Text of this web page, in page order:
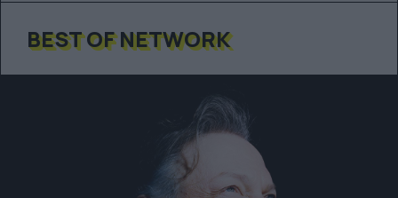
BEST OF NETWORK